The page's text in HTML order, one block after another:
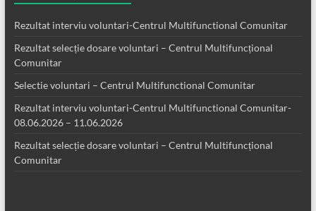
Rezultat interviu voluntari-Centrul Multifunctional Comunitar
Rezultat selecție dosare voluntari – Centrul Multifuncțional
Comunitar
Selectie voluntari – Centrul Multifunctional Comunitar
Rezultat interviu voluntari-Centrul Multifunctional Comunitar-
08.06.2026 – 11.06.2026
Rezultat selecție dosare voluntari – Centrul Multifuncțional
Comunitar